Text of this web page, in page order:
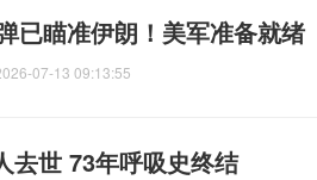
已瞄准伊朗！美军准备就绪
07-13 09:13:55
去世 73年呼吸史终结